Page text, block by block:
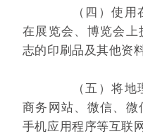
（四）使用在
在展览会、博览会
志的印刷品及其他资
（五）将地理
商务网站、微信、微
手机应用程序等互联